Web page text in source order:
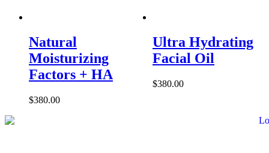
Natural
Moisturizing
Factors + HA
$380.00
Ultra Hydrating
Facial Oil
$380.00